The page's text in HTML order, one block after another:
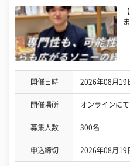
開催日時 2026年08月19
開催場所 オンラインに
募集人数 300名
申込締切 2026年08月19